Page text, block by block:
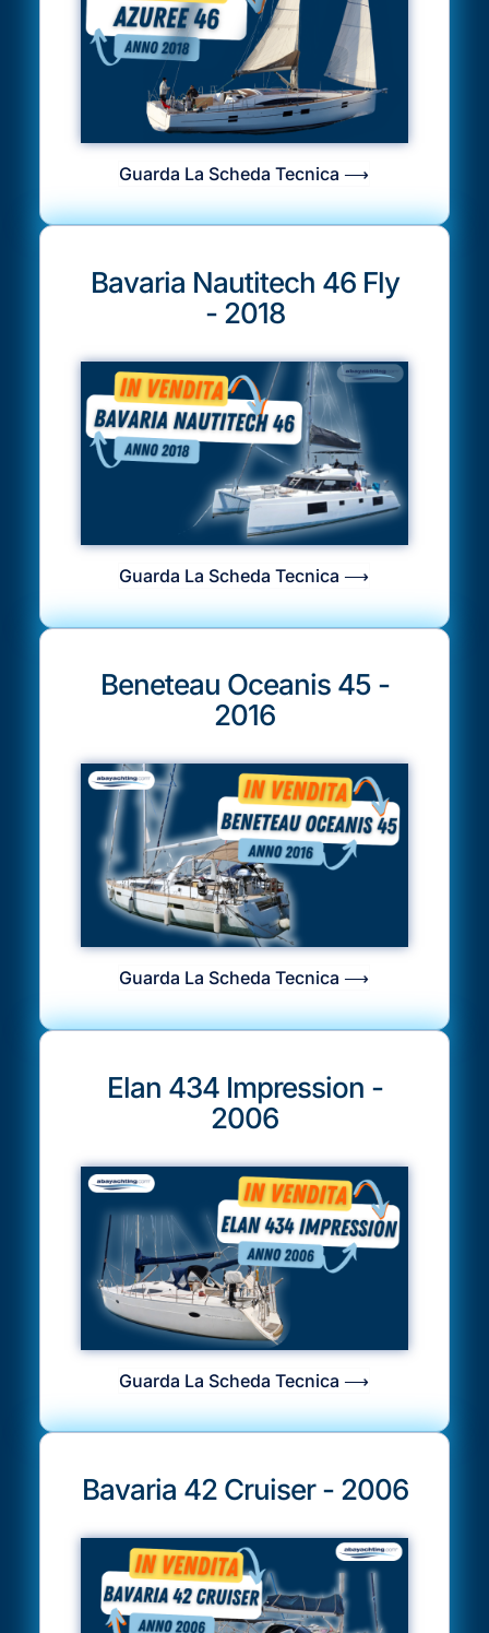
Guarda La Scheda Tecnica ⟶
Bavaria Nautitech 46 Fly
- 2018
Guarda La Scheda Tecnica ⟶
Beneteau Oceanis 45 -
2016
Guarda La Scheda Tecnica ⟶
Elan 434 Impression -
2006
Guarda La Scheda Tecnica ⟶
Bavaria 42 Cruiser - 2006